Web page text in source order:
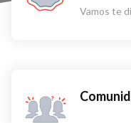
Vamos te